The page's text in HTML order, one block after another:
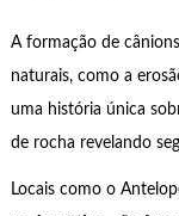
A formação de
naturais, como a
uma história única
de rocha revelando
Locais como o